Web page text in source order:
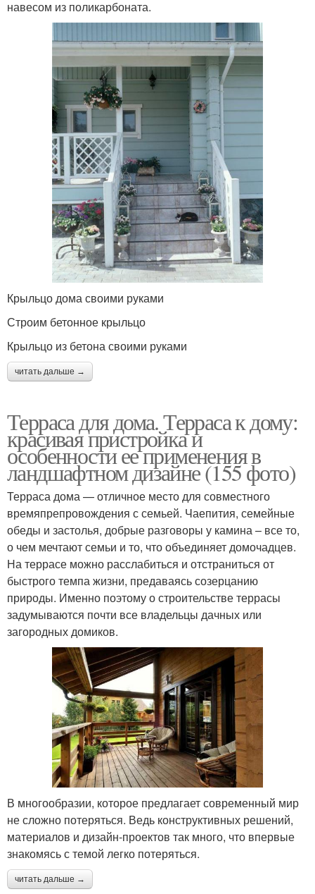
навесом из поликарбоната.
Крыльцо дома своими руками
Строим бетонное крыльцо
Крыльцо из бетона своими руками
читать дальше →
Терраса для дома. Терраса к дому:
красивая пристройка и
особенности ее применения в
ландшафтном дизайне (155 фото)
Терраса дома — отличное место для совместного
времяпрепровождения с семьей. Чаепития, семейные
обеды и застолья, добрые разговоры у камина – все то,
о чем мечтают семьи и то, что объединяет домочадцев.
На террасе можно расслабиться и отстраниться от
быстрого темпа жизни, предаваясь созерцанию
природы. Именно поэтому о строительстве террасы
задумываются почти все владельцы дачных или
загородных домиков.
В многообразии, которое предлагает современный мир
не сложно потеряться. Ведь конструктивных решений,
материалов и дизайн-проектов так много, что впервые
знакомясь с темой легко потеряться.
читать дальше →